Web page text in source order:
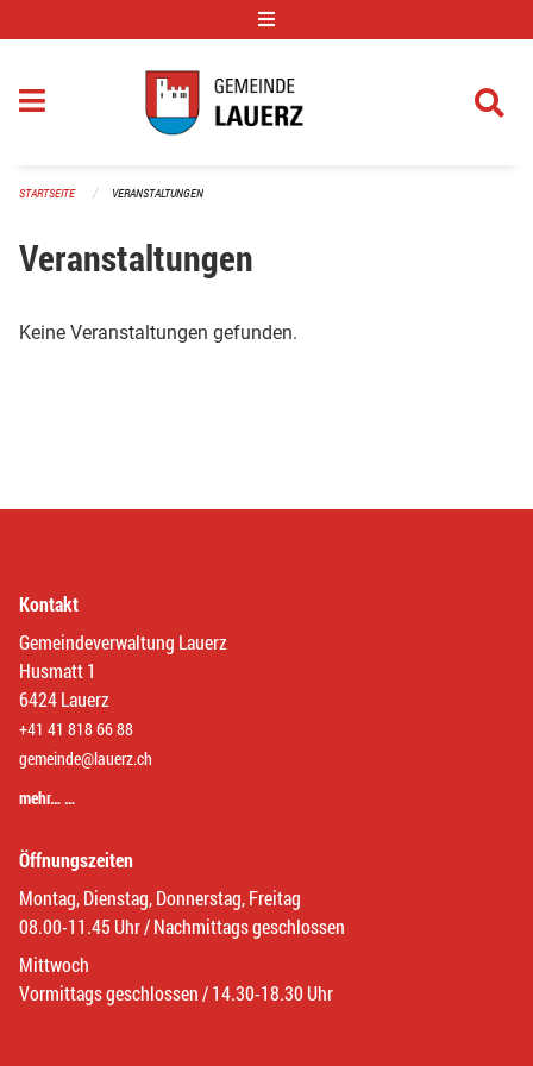
STARTSEITE VERANSTALTUNGEN
Veranstaltungen
Keine Veranstaltungen gefunden.
Kontakt
Gemeindeverwaltung Lauerz
Husmatt 1
6424 Lauerz
+41 41 818 66 88
gemeinde@lauerz.ch
mehr… …
Öffnungszeiten
Montag, Dienstag, Donnerstag, Freitag
08.00-11.45 Uhr / Nachmittags geschlossen
Mittwoch
Vormittags geschlossen / 14.30-18.30 Uhr